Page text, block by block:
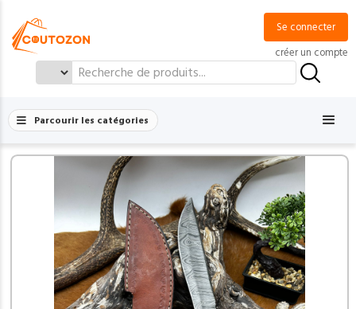
Search
Se connecter
créer un compte
Parcourir les catégories